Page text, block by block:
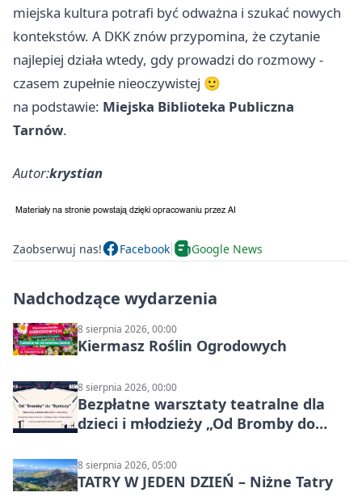
miejska kultura potrafi być odważna i szukać nowych
kontekstów. A DKK znów przypomina, że czytanie
najlepiej działa wtedy, gdy prowadzi do rozmowy -
czasem zupełnie nieoczywistej 🙂
na podstawie: Miejska Biblioteka Publiczna
Tarnów.
Autor:krystian
Zaobserwuj nas! Facebook Google News
Nadchodzące wydarzenia
8 sierpnia 2026, 00:00
Kiermasz Roślin Ogrodowych
8 sierpnia 2026, 00:00
Bezpłatne warsztaty teatralne dla
dzieci i młodzieży „Od Bromby do
8 sierpnia 2026, 05:00
TATRY W JEDEN DZIEŃ – Niżne Tatry